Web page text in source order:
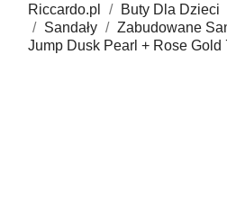
Riccardo.pl Buty Dla Dzieci
Sandały
Zabudowane
Jump Dusk Pearl + Rose Gold